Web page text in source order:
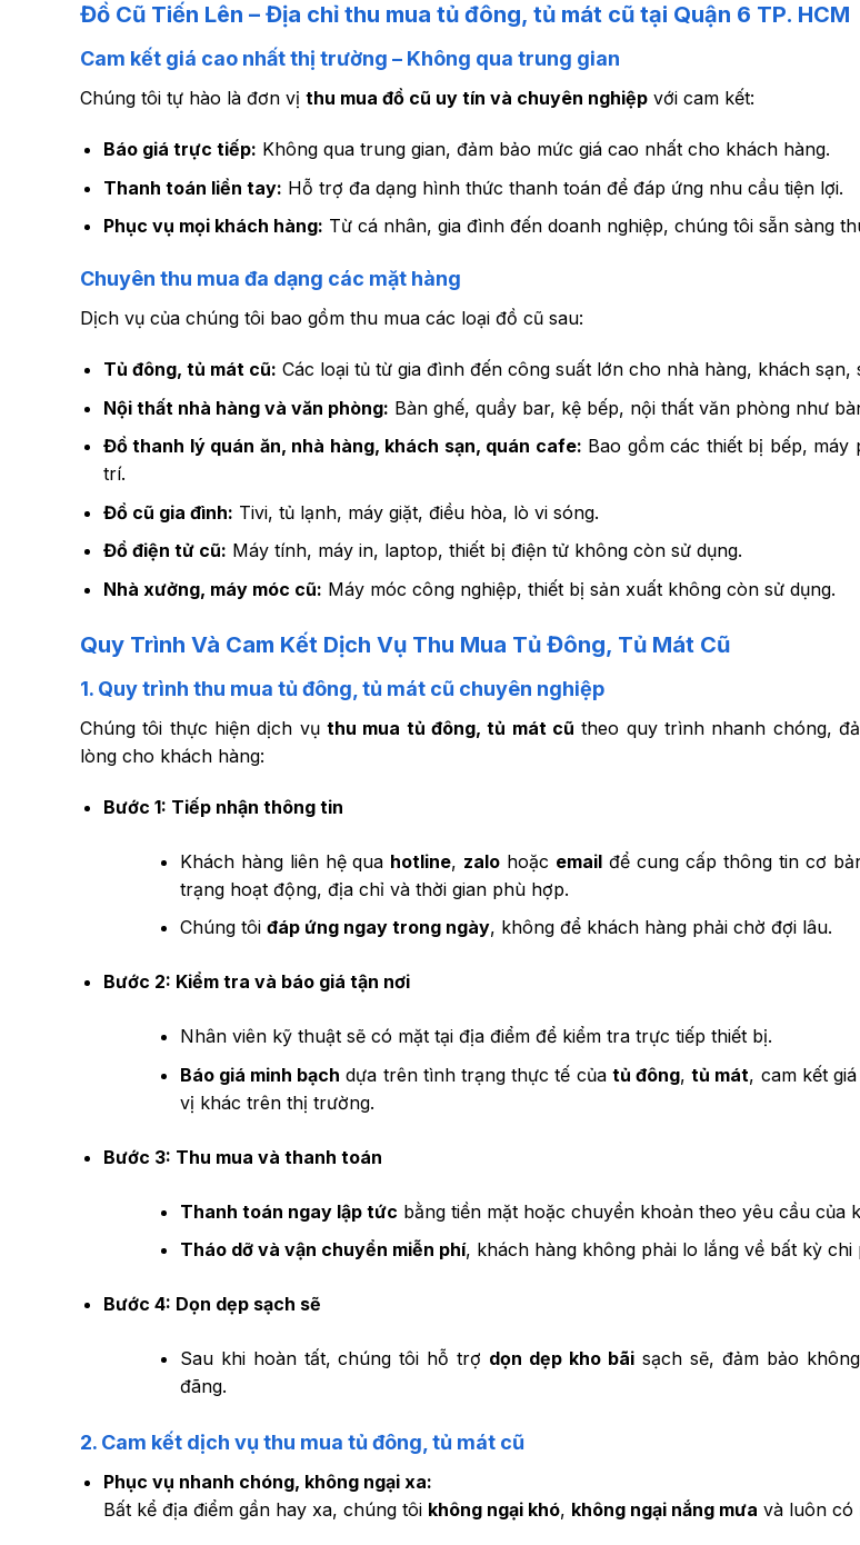
Đồ Cũ Tiến Lên – Địa chỉ thu mua tủ đông, tủ mát cũ tại Quận 6 TP. HCM
Cam kết giá cao nhất thị trường – Không qua trung gian
Chúng tôi tự hào là đơn vị thu mua đồ cũ uy tín và chuyên nghiệp với cam kết:
Báo giá trực tiếp: Không qua trung gian, đảm bảo mức giá cao nhất cho khách hàng.
Thanh toán liền tay: Hỗ trợ đa dạng hình thức thanh toán để đáp ứng nhu cầu tiện lợi.
Phục vụ mọi khách hàng: Từ cá nhân, gia đình đến doanh nghiệp, chúng tôi sẵn sàng
Chuyên thu mua đa dạng các mặt hàng
Dịch vụ của chúng tôi bao gồm thu mua các loại đồ cũ sau:
Tủ đông, tủ mát cũ: Các loại tủ từ gia đình đến công suất lớn cho nhà hàng, khách sạn,
Nội thất nhà hàng và văn phòng: Bàn ghế, quầy bar, kệ bếp, nội thất văn phòng như
Đồ thanh lý quán ăn, nhà hàng, khách sạn, quán cafe: Bao gồm các thiết bị bếp,
trí.
Đồ cũ gia đình: Tivi, tủ lạnh, máy giặt, điều hòa, lò vi sóng.
Đồ điện tử cũ: Máy tính, máy in, laptop, thiết bị điện tử không còn sử dụng.
Nhà xưởng, máy móc cũ: Máy móc công nghiệp, thiết bị sản xuất không còn sử dụng.
Quy Trình Và Cam Kết Dịch Vụ Thu Mua Tủ Đông, Tủ Mát Cũ
1. Quy trình thu mua tủ đông, tủ mát cũ chuyên nghiệp
Chúng tôi thực hiện dịch vụ thu mua tủ đông, tủ mát cũ theo quy trình nhanh chóng,
lòng cho khách hàng:
Bước 1: Tiếp nhận thông tin
Khách hàng liên hệ qua hotline, zalo hoặc email để cung cấp thông tin cơ
trạng hoạt động, địa chỉ và thời gian phù hợp.
Chúng tôi đáp ứng ngay trong ngày, không để khách hàng phải chờ đợi lâu.
Bước 2: Kiểm tra và báo giá tận nơi
Nhân viên kỹ thuật sẽ có mặt tại địa điểm để kiểm tra trực tiếp thiết bị.
Báo giá minh bạch dựa trên tình trạng thực tế của tủ đông,tủ mát, cam kết
vị khác trên thị trường.
Bước 3: Thu mua và thanh toán
Thanh toán ngay lập tức bằng tiền mặt hoặc chuyển khoản theo yêu cầu của
Tháo dỡ và vận chuyển miễn phí, khách hàng không phải lo lắng về bất kỳ chi
Bước 4: Dọn dẹp sạch sẽ
Sau khi hoàn tất, chúng tôi hỗ trợ dọn dẹp kho bãi sạch sẽ, đảm bảo
đãng.
2. Cam kết dịch vụ thu mua tủ đông, tủ mát cũ
Phục vụ nhanh chóng, không ngại xa:
Bất kể địa điểm gần hay xa, chúng tôi không ngại khó, không ngại nắng mưa và luôn có